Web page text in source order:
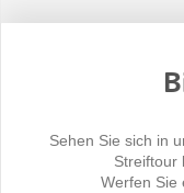
Sehen Sie sich in
Streiftour
Werfen Sie